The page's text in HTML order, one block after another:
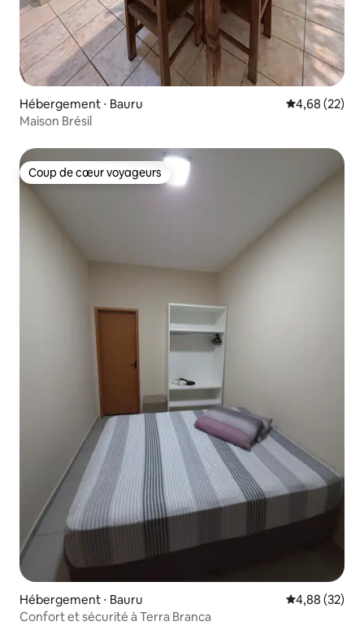
Hébergement ⋅ Bauru Évaluation
4,68 (22)
Maison Brésil
Coup de cœur voyageurs
Coup de cœur voyageurs
Hébergement ⋅ Bauru Évaluation
4,88 (32)
Confort et sécurité à Terra Branca